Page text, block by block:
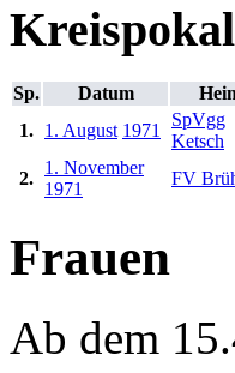
Kreispokal
Sp. Datum
1. 1. August 1971
SpVgg
Ketsch
2.
1. November
1971
FV
Frauen
Ab dem